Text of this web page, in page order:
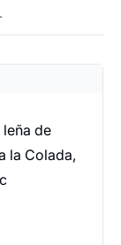
.
leña de
la Colada,